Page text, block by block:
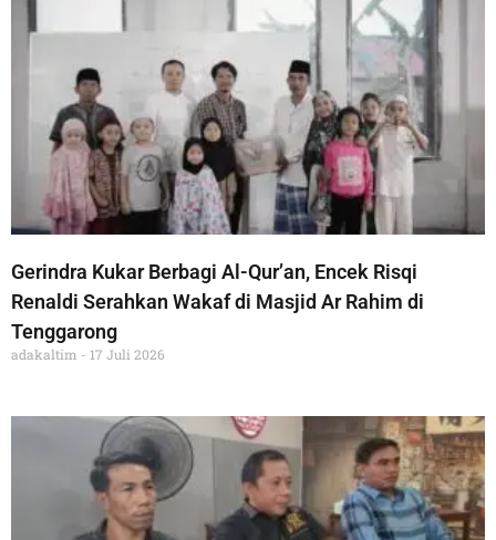
Gerindra Kukar Berbagi Al-Qur’an, Encek Risqi
Renaldi Serahkan Wakaf di Masjid Ar Rahim di
Tenggarong
adakaltim 17 Juli 2026